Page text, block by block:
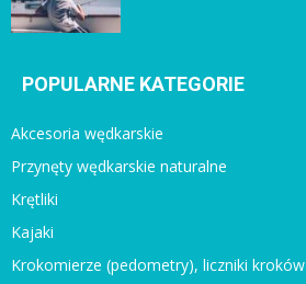
POPULARNE KATEGORIE
Akcesoria wędkarskie
Przynęty wędkarskie naturalne
Krętliki
Kajaki
Krokomierze (pedometry), liczniki kroków